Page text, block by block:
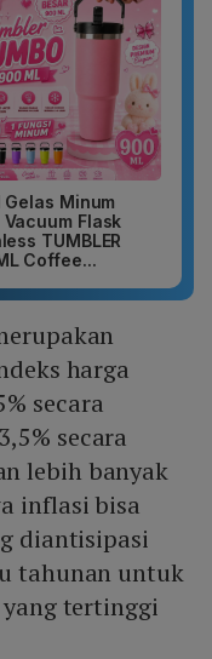
Gelas Minum
Flask
TUMBLER
Coffee...
harga
secara
secara
lebih banyak
inflasi bisa
diantisipasi
tahunan untuk
tertinggi